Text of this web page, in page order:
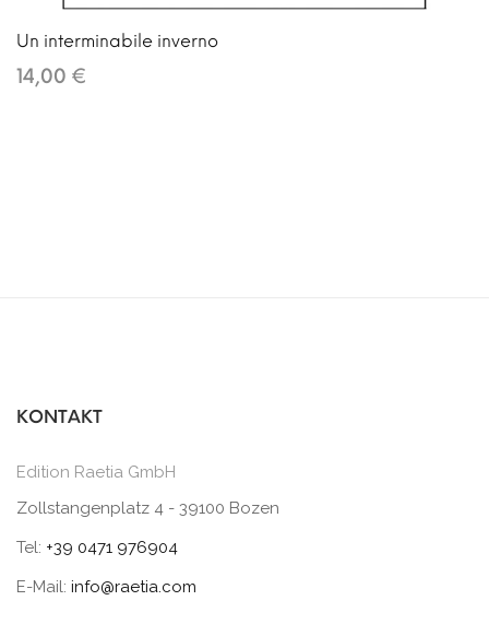
Un interminabile inverno
14,00 €
KONTAKT
Edition Raetia GmbH
Zollstangenplatz 4 - 39100 Bozen
Tel: +39 0471 976904
E-Mail: info@raetia.com